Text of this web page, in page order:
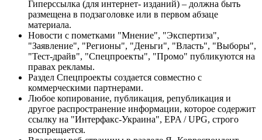
Гиперссылка (для интернет- изданий) – должна быть
размещена в подзаголовке или в первом абзаце
материала.
Новости с пометками "Мнение", "Экспертиза",
"Заявление", "Регионы", "Деньги", "Власть", "Выборы",
"Тест-драйв", "Спецпроекты", "Промо" публикуются на
правах рекламы.
Раздел Спецпроекты создается совместно с
коммерческими партнерами.
Любое копирование, публикация, републикация и
другое распространение информации, которое содержит
ссылку на "Интерфакс-Украина", EPA / UPG, строго
воспрещается.